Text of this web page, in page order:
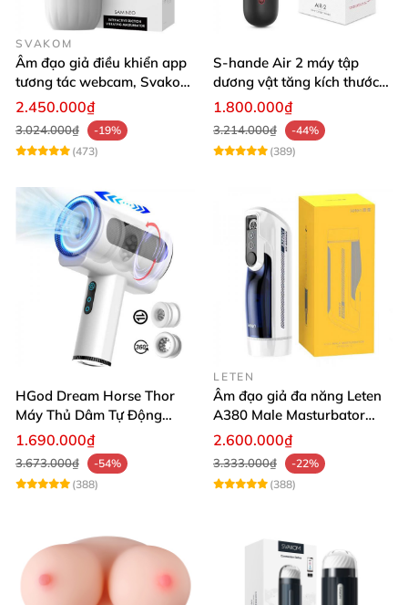
SVAKOM
Âm đạo giả điều khiển app
tương tác webcam, Svakom
Sam Neo
2.450.000₫
3.024.000₫
-19%
(473)
S-hande Air 2 máy tập
dương vật tăng kích thước
tự động cao cấp
1.800.000₫
3.214.000₫
-44%
(389)
HGod Dream Horse Thor
Máy Thủ Dâm Tự Động
Rung Thụt Xoay 360 Độ
1.690.000₫
3.673.000₫
-54%
(388)
LETEN
Âm đạo giả đa năng Leten
A380 Male Masturbator
Version 4
2.600.000₫
3.333.000₫
-22%
(388)